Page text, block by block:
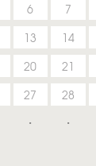
6 7
13 14
20 21
27 28